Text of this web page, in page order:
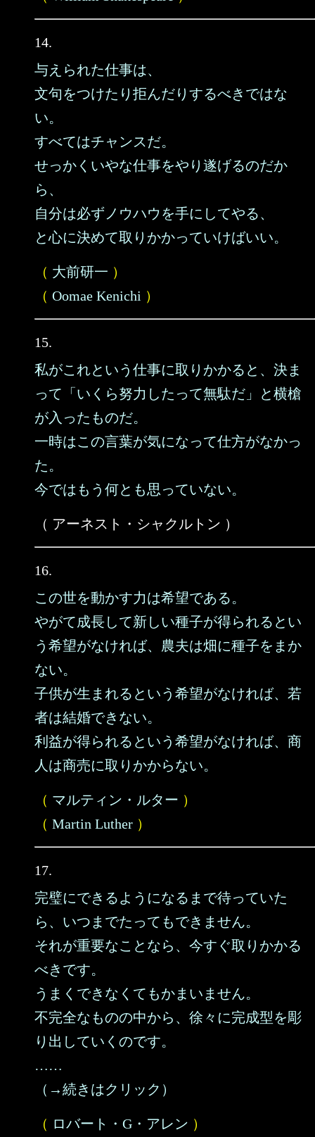
14.
与えられた仕事は、
文句をつけたり拒んだりするべきではな
い。
すべてはチャンスだ。
せっかくいやな仕事をやり遂げるのだか
ら、
自分は必ずノウハウを手にしてやる、
と心に決めて取りかかっていけばいい。
（ 大前研一 ）
（ Oomae Kenichi ）
15.
私がこれという仕事に取りかかると、決ま
って「いくら努力したって無駄だ」と横槍
が入ったものだ。
一時はこの言葉が気になって仕方がなかっ
た。
今ではもう何とも思っていない。
（ アーネスト・シャクルトン ）
16.
この世を動かす力は希望である。
やがて成長して新しい種子が得られるとい
う希望がなければ、農夫は畑に種子をまか
ない。
子供が生まれるという希望がなければ、若
者は結婚できない。
利益が得られるという希望がなければ、商
人は商売に取りかからない。
（ マルティン・ルター ）
（ Martin Luther ）
17.
完璧にできるようになるまで待っていた
ら、いつまでたってもできません。
それが重要なことなら、今すぐ取りかかる
べきです。
うまくできなくてもかまいません。
不完全なものの中から、徐々に完成型を彫
り出していくのです。
……
（→続きはクリック）
（ ロバート・G・アレン ）